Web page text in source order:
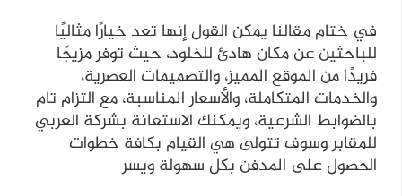
في ختام مقالنا يمكن القول إنها تعد خيارًا مثاليًا
للباحثين عن مكان هادئ للخلود، حيث توفر مزيجًا
فريدًا من الموقع المميز، والتصميمات العصرية،
والخدمات المتكاملة، والأسعار المناسبة، مع التزام تام
بالضوابط الشرعية، ويمكنك الاستعانة بشركة العربي
للمقابر وسوف تتولى هي القيام بكافة خطوات
الحصول على المدفن بكل سهولة ويسر